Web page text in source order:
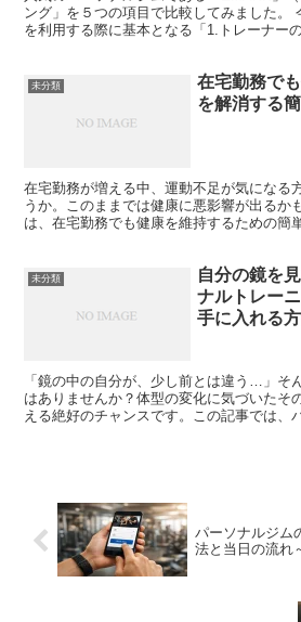
ング」を５つの項目で比較してみました。
を利用する際に基本となる「1.トレーナー
未分類
在宅勤務で
を解消する
在宅勤務が増える中、運動不足が気になる
うか。このままでは健康に悪影響が出るか
は、在宅勤務でも健康を維持するための簡
未分類
自分の鏡を
ナルトレー
手に入れる
「鏡の中の自分が、少し前とは違う…」そ
はありませんか？体型の変化に気づいたそ
える絶好のチャンスです。この記事では、
パーソナルジム
法と当日の流れ